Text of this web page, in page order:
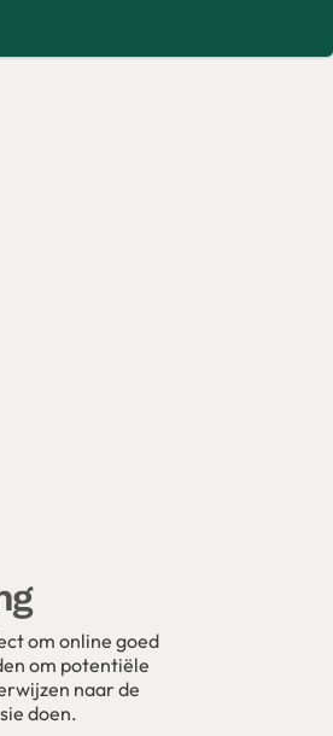
om online goed
om potentiële
naar de
doen.